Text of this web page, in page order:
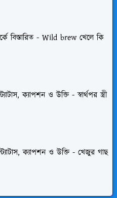
বিস্তারিত - Wild brew খেলে কি
ক্যাপশন ও উক্তি - স্বার্থপর স্ত্রী
ক্যাপশন ও উক্তি - খেজুর গাছ